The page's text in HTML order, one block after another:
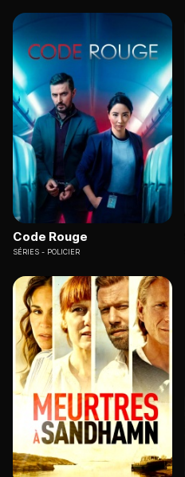
Code Rouge
SÉRIES POLICIER